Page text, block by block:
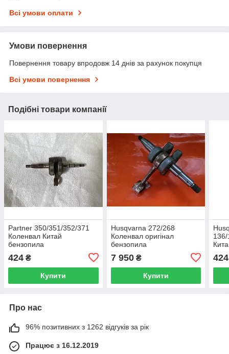
Всі умови оплати
Умови повернення
Повернення товару впродовж 14 днів за рахунок покупця
Всі умови повернення
Подібні товари компанії
Partner 350/351/352/371
Коленвал Китай
бензопила
424 ₴
Купити
Husqvarna 272/268
Коленвал оригінал
бензопила
7 950₴
Купити
136/
424
Про нас
96% позитивних з 1262 відгуків за рік
Працює з 16.12.2019